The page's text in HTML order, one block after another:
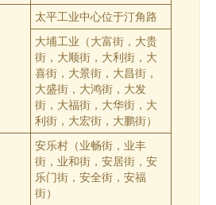
太平工业中心位于汀角路
大埔工业（大富街，大贵
街，大顺街，大利街，大
喜街，大景街，大昌街，
大盛街，大鸿街，大发
街，大福街，大华街，大
利街，大宏街，大鹏街）
安乐村（业畅街，业丰
街，业和街，安居街，安
乐门街，安全街，安福
街）